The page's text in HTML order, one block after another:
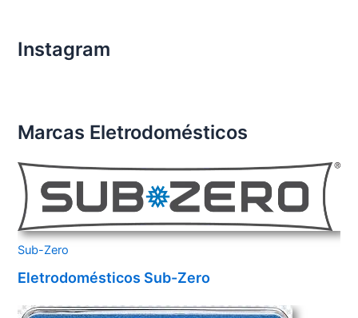
Instagram
Marcas Eletrodomésticos
Sub-Zero
Eletrodomésticos Sub-Zero